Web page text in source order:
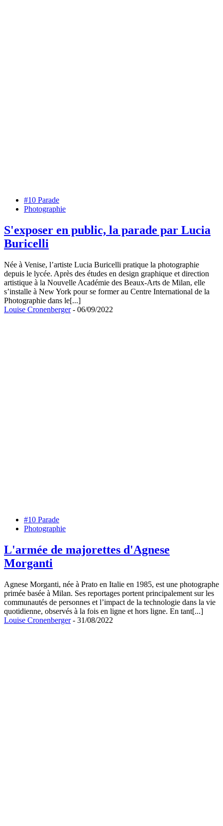
#10 Parade
Photographie
S'exposer en public, la parade par Lucia
Buricelli
Née à Venise, l’artiste Lucia Buricelli pratique la photographie
depuis le lycée. Après des études en design graphique et direction
artistique à la Nouvelle Académie des Beaux-Arts de Milan, elle
s’installe à New York pour se former au Centre International de la
Photographie dans le[...]
Louise Cronenberger- 06/09/2022
#10 Parade
Photographie
L'armée de majorettes d'Agnese
Morganti
Agnese Morganti, née à Prato en Italie en 1985, est une photographe
primée basée à Milan. Ses reportages portent principalement sur les
communautés de personnes et l’impact de la technologie dans la vie
quotidienne, observés à la fois en ligne et hors ligne. En tant[...]
Louise Cronenberger- 31/08/2022